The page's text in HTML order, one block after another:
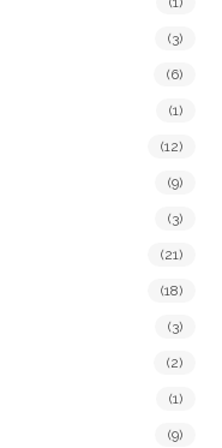
(3)
(6)
(1)
(12)
(9)
(3)
(21)
(18)
(3)
(2)
(1)
(9)